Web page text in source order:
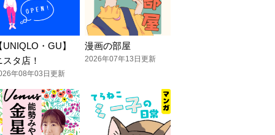
UNIQLO・GU】
スタ店！
年08年03日更新
漫画の部屋
2026年07年13日更新